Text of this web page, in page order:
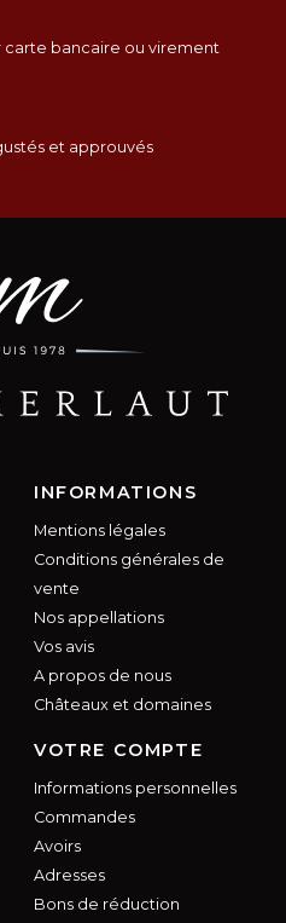
carte bancaire ou virement
et approuvés
INFORMATIONS
Mentions légales
Conditions générales de
vente
Nos appellations
Vos avis
A propos de nous
Châteaux et domaines
VOTRE COMPTE
Informations personnelles
Commandes
Avoirs
Adresses
Bons de réduction